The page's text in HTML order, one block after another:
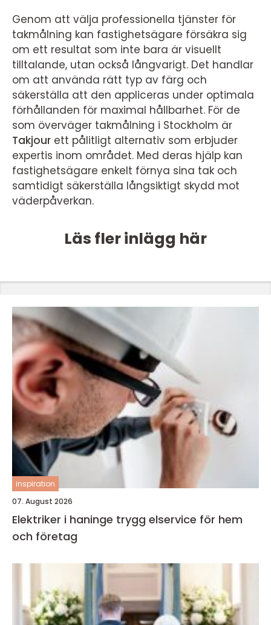
Genom att välja professionella tjänster för
takmålning kan fastighetsägare försäkra sig
om ett resultat som inte bara är visuellt
tilltalande, utan också långvarigt. Det handlar
om att använda rätt typ av färg och
säkerställa att den appliceras under optimala
förhållanden för maximal hållbarhet. För de
som överväger takmålning i Stockholm är
Takjour ett pålitligt alternativ som erbjuder
expertis inom området. Med deras hjälp kan
fastighetsägare enkelt förnya sina tak och
samtidigt säkerställa långsiktigt skydd mot
väderpåverkan.
Läs fler inlägg här
inspiration
07. August 2026
Elektriker i haninge trygg elservice för hem
och företag